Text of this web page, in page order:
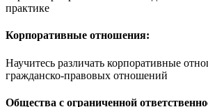
практике
Корпоративные отношения:
Научитесь различать корпоративные
гражданско-правовых отношений
Общества с ограниченной